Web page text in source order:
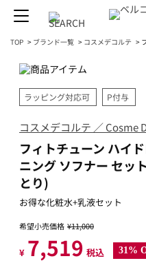
TOP > ブランド一覧 > コスメデコルテ >
ラッピング対応可 P付与
コスメデコルテ ／ Cosme
フィトチューン ハイ
ニング ソフナー セッ
とり)
お得な化粧水+乳液セット
希望小売価格 ¥11,000
¥ 7,519 税込 31%